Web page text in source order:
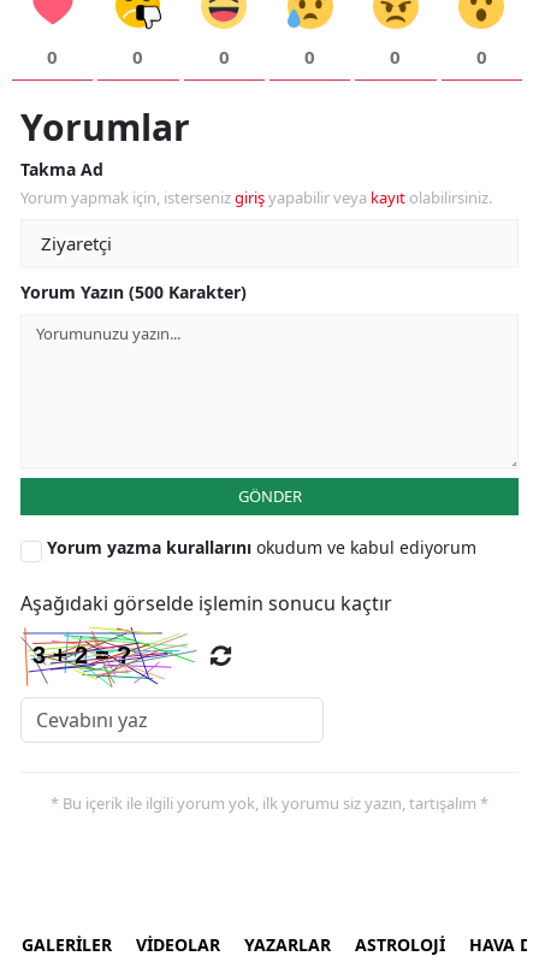
0 0 0 0 0 0
Yorumlar
Takma Ad
Yorum yapmak için, istersenizgirişyapabilir veya kayıt olabilirsiniz.
Yorum Yazın (500 Karakter)
GÖNDER
Yorum yazma kurallarını okudum ve kabul ediyorum
Aşağıdaki görselde işlemin sonucu kaçtır
* Bu içerik ile ilgili yorum yok, ilk yorumu siz yazın, tartışalım *
GALERİLER VİDEOLAR YAZARLAR ASTROLOJİ HAVA